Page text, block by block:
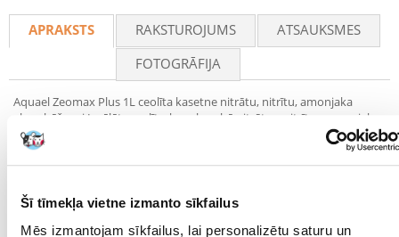
Šī tīmekļa vietne izmanto sīkfailus
Mēs izmantojam sīkfailus, lai personalizētu saturu un
APRAKSTS RAKSTUROJUMS
ATSAUKSMES
FOTOGRĀFIJA
Aquael Zeomax Plus 1L ceolīta kasetne nitrātu, nitrītu, amonjaka
absorbēšanai Izvēlēts ceolīts, kas absorbē nitrātus, nitrītus, amonjaku.
ZeoMAX Plus ir unikāls kārtridžs, kas paredzēts ūdens ķīmiskai
filtrēšanai saldūdens akvārijos, paludārijos, akvaterārijos un terārijos.
Tam ir grants forma, kas izgatavota no rūpīgi atlasīta ceolīta, kas
izmantotajam īpaši iepakotajam ceolītam piemīt izcilas absorbcijas
īpašības. Tā rezultātā tas absorbē ūdenī izšķīdušos toksiskos slāpekļa
savienojumus. Tas absorbē amonjaku no ūdens, kā arī saista un